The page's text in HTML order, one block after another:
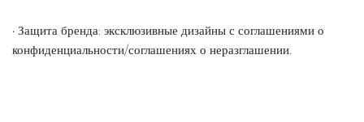
• Защита бренда: эксклюзивные дизайны с соглашениями о
конфиденциальности/соглашениях о неразглашении.